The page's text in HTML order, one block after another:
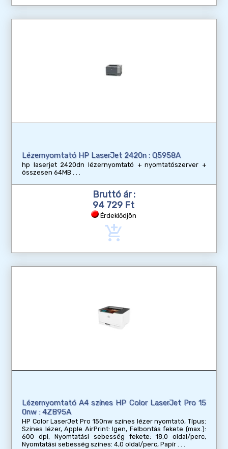
Lézernyomtató HP LaserJet 2420n : Q5958A
hp laserjet 2420dn lézernyomtató + nyomtatószerver +
összesen 64MB
Bruttó ár :
94 729 Ft
Érdeklődjön
add_shopping_cart
Lézernyomtató A4 színes HP Color LaserJet Pro 15
0nw : 4ZB95A
HP Color LaserJet Pro 150nw színes lézer nyomtató, Típus:
Színes lézer, Apple AirPrint: Igen, Felbontás fekete (max.):
600 dpi, Nyomtatási sebesség fekete: 18,0 oldal/perc,
Nyomtatási sebesség színes: 4,0 oldal/perc, Papír